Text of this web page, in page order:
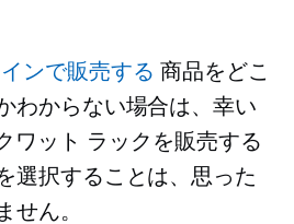
ンで販売する 商品をどこ
わからない場合は、幸い
ワット ラックを販売する
選択することは、思った
せん。